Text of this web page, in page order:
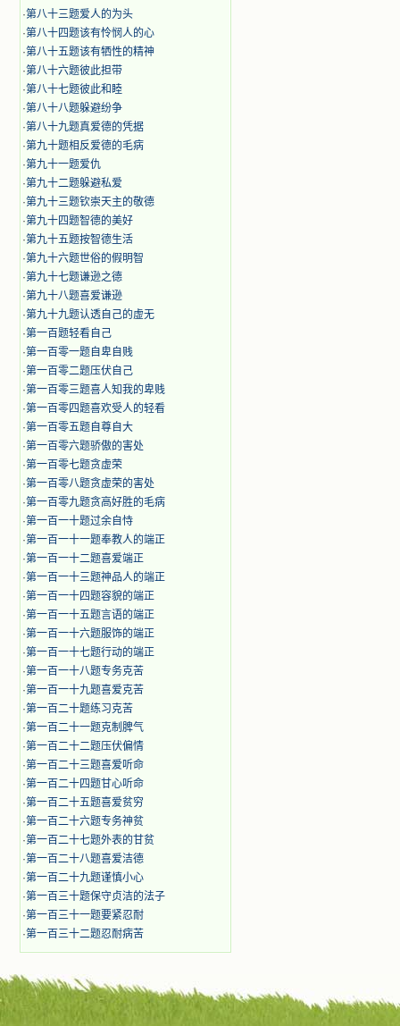
·第八十三题爱人的为头
·第八十四题该有怜悯人的心
·第八十五题该有牺性的精神
·第八十六题彼此担带
·第八十七题彼此和睦
·第八十八题躲避纷争
·第八十九题真爱德的凭据
·第九十题相反爱德的毛病
·第九十一题爱仇
·第九十二题躲避私爱
·第九十三题钦崇天主的敬德
·第九十四题智德的美好
·第九十五题按智德生活
·第九十六题世俗的假明智
·第九十七题谦逊之德
·第九十八题喜爱谦逊
·第九十九题认透自己的虚无
·第一百题轻看自己
·第一百零一题自卑自贱
·第一百零二题压伏自己
·第一百零三题喜人知我的卑贱
·第一百零四题喜欢受人的轻看
·第一百零五题自尊自大
·第一百零六题骄傲的害处
·第一百零七题贪虚荣
·第一百零八题贪虚荣的害处
·第一百零九题贪高好胜的毛病
·第一百一十题过余自恃
·第一百一十一题奉教人的端正
·第一百一十二题喜爱端正
·第一百一十三题神品人的端正
·第一百一十四题容貌的端正
·第一百一十五题言语的端正
·第一百一十六题服饰的端正
·第一百一十七题行动的端正
·第一百一十八题专务克苦
·第一百一十九题喜爱克苦
·第一百二十题练习克苦
·第一百二十一题克制脾气
·第一百二十二题压伏偏情
·第一百二十三题喜爱听命
·第一百二十四题甘心听命
·第一百二十五题喜爱贫穷
·第一百二十六题专务神贫
·第一百二十七题外表的甘贫
·第一百二十八题喜爱洁德
·第一百二十九题谨慎小心
·第一百三十题保守贞洁的法子
·第一百三十一题要紧忍耐
·第一百三十二题忍耐病苦